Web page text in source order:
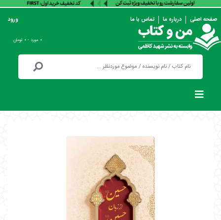
صفحه اصلی درباره ما تماس با ما ورود
۰ مورد - ۰ تومان